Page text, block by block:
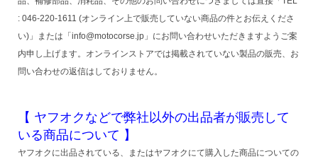
: 046-220-1611 (オンライン上で販売していない商品の件とお伝えくださ
い)」または「info@motocorse.jp」にお問い合わせいただきますようご案
内申し上げます。オンラインストアでは掲載されていない製品の販売、お
問い合わせの返信はしておりません。
【 ヤフオクなどで弊社以外の出品者が販売して
いる商品について 】
ヤフオクに出品されている、またはヤフオクにて購入した商品についての